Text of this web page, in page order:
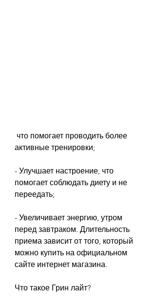
активные тренировки;
- Улучшает настроение, что
помогает соблюдать диету и не
переедать;
- Увеличивает энергию, утром
перед завтраком. Длительность
приема зависит от того, который
можно купить на официальном
сайте интернет магазина.
Что такое Грин лайт?